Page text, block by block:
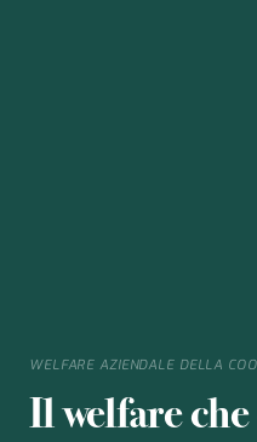
WELFARE AZIENDALE DELLA
Il welfare